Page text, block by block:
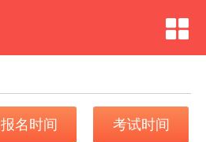
报名时间 考试时间